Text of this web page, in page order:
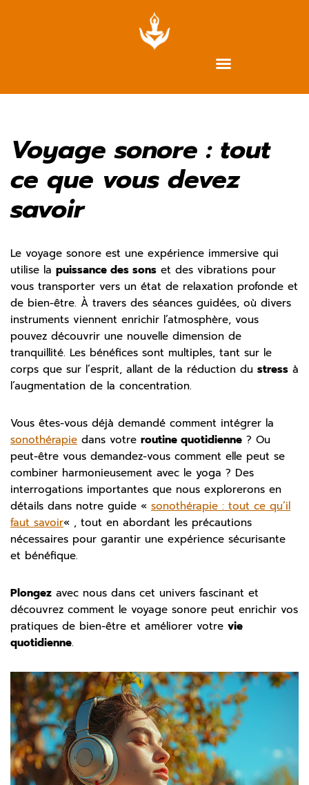
Voyage sonore : tout
ce que vous devez
savoir
Le voyage sonore est une expérience immersive qui
utilise la puissance des sons et des vibrations pour
vous transporter vers un état de relaxation profonde et
de bien-être. À travers des séances guidées, où divers
instruments viennent enrichir l’atmosphère, vous
pouvez découvrir une nouvelle dimension de
tranquillité. Les bénéfices sont multiples, tant sur le
corps que sur l’esprit, allant de la réduction du stress à
l’augmentation de la concentration.
Vous êtes-vous déjà demandé comment intégrer la
sonothérapie dans votre routine quotidienne ? Ou
peut-être vous demandez-vous comment elle peut se
combiner harmonieusement avec le yoga ? Des
interrogations importantes que nous explorerons en
détails dans notre guide « sonothérapie : tout ce qu’il
faut savoir« , tout en abordant les précautions
nécessaires pour garantir une expérience sécurisante
et bénéfique.
Plongez avec nous dans cet univers fascinant et
découvrez comment le voyage sonore peut enrichir vos
pratiques de bien-être et améliorer votre vie
quotidienne.